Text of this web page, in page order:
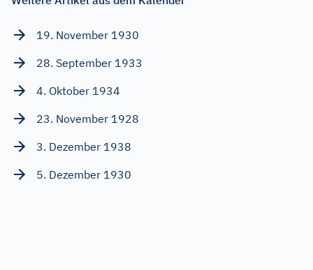
19. November 1930
28. September 1933
4. Oktober 1934
23. November 1928
3. Dezember 1938
5. Dezember 1930